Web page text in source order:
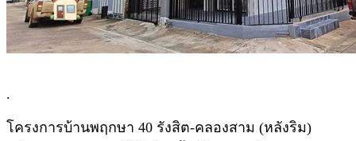
.
โครงการบ้านพฤกษา 40 รังสิต-คลองสาม (หลังริม)